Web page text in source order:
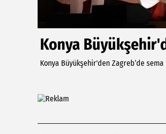
Konya
Konya Büyükşehir'den Zagreb’de